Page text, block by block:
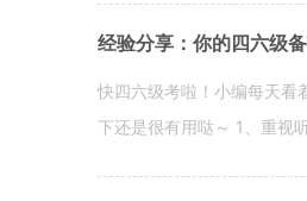
经验分享：你的四六级
快四六级考啦！小编每天看
下还是很有用哒～ 1、重视